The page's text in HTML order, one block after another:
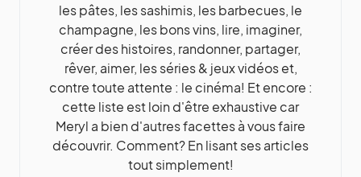
les pâtes, les sashimis, les barbecues, le
champagne, les bons vins, lire, imaginer,
créer des histoires, randonner, partager,
rêver, aimer, les séries & jeux vidéos et,
contre toute attente : le cinéma! Et encore :
cette liste est loin d'être exhaustive car
Meryl a bien d'autres facettes à vous faire
découvrir. Comment? En lisant ses articles
tout simplement!